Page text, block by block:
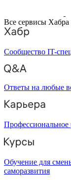
Все сервисы Хабра
Сообщество IT-
Ответы на любые
Профессиональное
Обучение для
саморазвития